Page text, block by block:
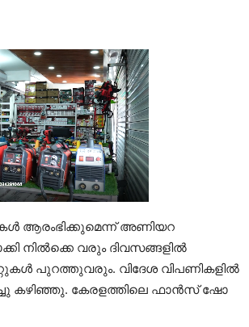
ആരംഭിക്കുമെന്ന് അണിയറ
നില്‍ക്കെ വരും ദിവസങ്ങളില്‍
പുറത്തുവരും. വിദേശ വിപണികളില്‍
കഴിഞ്ഞു. കേരളത്തിലെ ഫാന്‍സ് ഷോ